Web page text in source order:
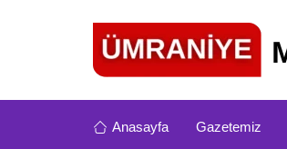
Anasayfa Gazetemiz